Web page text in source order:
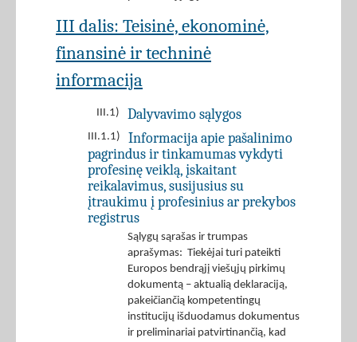
III dalis: Teisinė, ekonominė,
finansinė ir techninė
informacija
III.1) Dalyvavimo sąlygos
III.1.1)
Informacija apie pašalinimo
pagrindus ir tinkamumas vykdyti
profesinę veiklą, įskaitant
reikalavimus, susijusius su
įtraukimu į profesinius ar prekybos
registrus
Sąlygų sąrašas ir trumpas
aprašymas: Tiekėjai turi pateikti
Europos bendrąjį viešųjų pirkimų
dokumentą – aktualią deklaraciją,
pakeičiančią kompetentingų
institucijų išduodamus dokumentus
ir preliminariai patvirtinančią, kad